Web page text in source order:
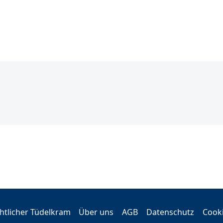
Tüdelkram Über uns AGB Datenschutz